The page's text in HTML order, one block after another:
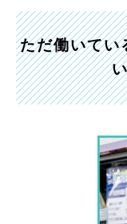
ただ働いてい